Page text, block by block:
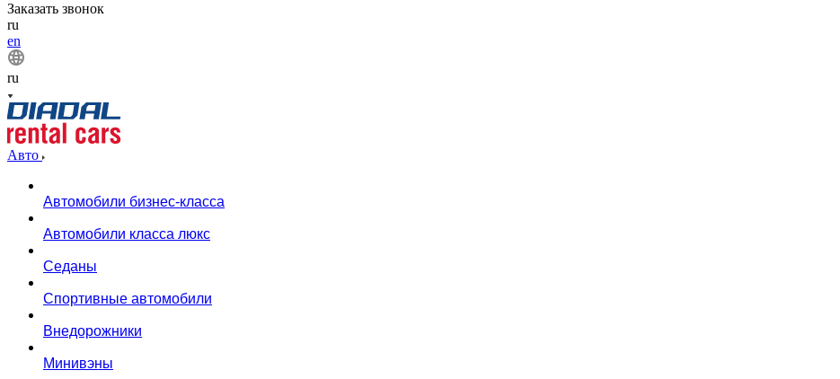
Заказать звонок
ru
en
ru
Авто
Автомобили бизнес-класса
Автомобили класса люкс
Седаны
Спортивные автомобили
Внедорожники
Минивэны